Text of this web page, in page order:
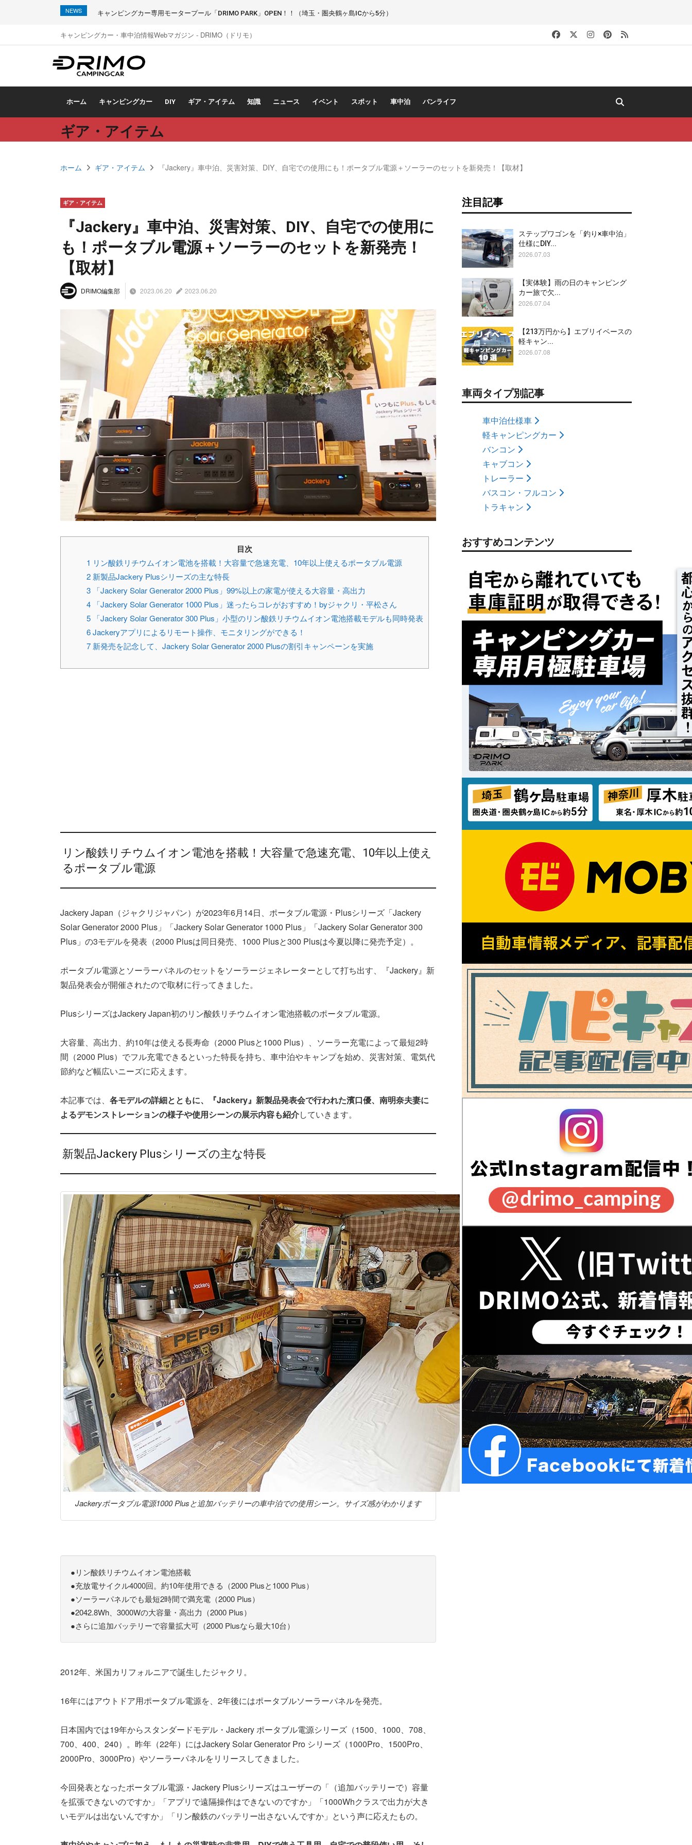
NEWS キャンピングカー専用モータープール「DRIMO PARK」OPEN！！（埼玉・圏央鶴ヶ島ICから5分）
キャンピングカー・車中泊情報Webマガジン - DRIMO（ドリモ）
ホーム キャンピングカー DIY ギア・アイテム 知識 ニュース イベント スポット 車中泊 バンライフ
ギア・アイテム
ホーム ギア・アイテム 『Jackery』車中泊、災害対策、DIY、自宅での使用にも！ポータブル電源＋ソーラーのセットを新発売！【取材】
ギア・アイテム
『Jackery』車中泊、災害対策、DIY、自宅での使用に
も！ポータブル電源＋ソーラーのセットを新発売！
【取材】
DRIMO編集部 2023.06.20 2023.06.20
目次
1 リン酸鉄リチウムイオン電池を搭載！大容量で急速充電、10年以上使えるポータブル電源
2 新製品Jackery Plusシリーズの主な特長
3 「Jackery Solar Generator 2000 Plus」99%以上の家電が使える大容量・高出力
4 「Jackery Solar Generator 1000 Plus」迷ったらコレがおすすめ！byジャクリ・平松さん
5 「Jackery Solar Generator 300 Plus」小型のリン酸鉄リチウムイオン電池搭載モデルも同時発表
6Jackeryアプリによるリモート操作、モニタリングができる！
7 新発売を記念して、Jackery Solar Generator 2000 Plusの割引キャンペーンを実施
リン酸鉄リチウムイオン電池を搭載！大容量で急速充電、10年以上使え
るポータブル電源
Jackery Japan（ジャクリジャパン）が2023年6月14日、ポータブル電源・Plusシリーズ「Jackery
Solar Generator 2000 Plus」「Jackery Solar Generator 1000 Plus」「Jackery Solar Generator 300
Plus」の3モデルを発表（2000 Plusは同日発売、1000 Plusと300 Plusは今夏以降に発売予定）。
ポータブル電源とソーラーパネルのセットをソーラージェネレーターとして打ち出す、『Jackery』新
製品発表会が開催されたので取材に行ってきました。
PlusシリーズはJackery Japan初のリン酸鉄リチウムイオン電池搭載のポータブル電源。
大容量、高出力、約10年は使える長寿命（2000 Plusと1000 Plus）、ソーラー充電によって最短2時
間（2000 Plus）でフル充電できるといった特長を持ち、車中泊やキャンプを始め、災害対策、電気代
節約など幅広いニーズに応えます。
本記事では、 各モデルの詳細とともに、『Jackery』新製品発表会で行われた濱口優、南明奈夫妻に
よるデモンストレーションの様子や使用シーンの展示内容も紹介していきます。
新製品Jackery Plusシリーズの主な特長
Jackeryポータブル電源1000 Plusと追加バッテリーの車中泊での使用シーン。サイズ感がわかります
●リン酸鉄リチウムイオン電池搭載
●充放電サイクル4000回。約10年使用できる（2000 Plusと1000 Plus）
●ソーラーパネルでも最短2時間で満充電（2000 Plus）
●2042.8Wh、3000Wの大容量・高出力（2000 Plus）
●さらに追加バッテリーで容量拡大可（2000 Plusなら最大10台）
2012年、米国カリフォルニアで誕生したジャクリ。
16年にはアウトドア用ポータブル電源を、2年後にはポータブルソーラーパネルを発売。
日本国内では19年からスタンダードモデル・Jackery ポータブル電源シリーズ（1500、1000、708、
700、400、240）。昨年（22年）にはJackery Solar Generator Pro シリーズ（1000Pro、1500Pro、
2000Pro、3000Pro）やソーラーパネルをリリースしてきました。
今回発表となったポータブル電源・Jackery Plusシリーズはユーザーの「（追加バッテリーで）容量
を拡張できないのですか」「アプリで遠隔操作はできないのですか」「1000Whクラスで出力が大き
いモデルは出ないんですか」「リン酸鉄のバッテリー出さないんですか」という声に応えたもの。
注目記事
ステップワゴンを「釣り×車中泊」
仕様にDIY...
2026.07.03
【実体験】雨の日のキャンピング
カー旅で欠...
2026.07.04
【213万円から】エブリイベースの
軽キャン...
2026.07.08
車両タイプ別記事
車中泊仕様車
軽キャンピングカー
バンコン
キャブコン
トレーラー
バスコン・フルコン
トラキャン
おすすめコンテンツ